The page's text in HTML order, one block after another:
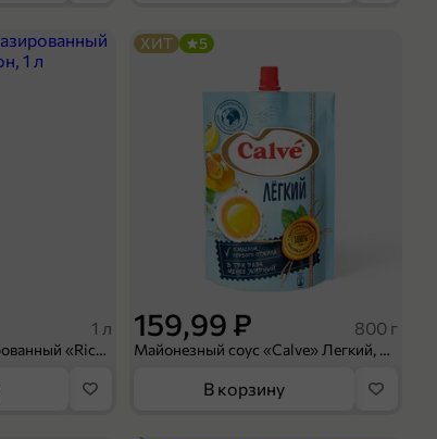
1 л
Напиток сильногазированный «Rich» Биттер Лемон, 1 л
159,99 ₽ 800 г
Майонезный соус «Calve» Легкий, 800 г
ХИТ 5
В корзину